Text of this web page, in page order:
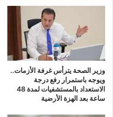
فاينانس
العالمية
وزير الصحة يترأس غرفة الأزمات..
ويوجه باستمرار رفع درجة
الاستعداد بالمستشفيات لمدة 48
ساعة بعد الهزة الأرضية